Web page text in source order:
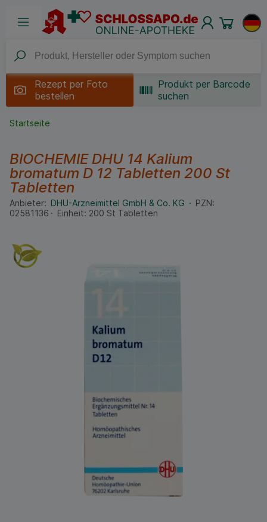
Rezept per Foto
bestellen
Produkt per Barcode
suchen
Startseite
BIOCHEMIE DHU 14 Kalium
bromatum D 12 Tabletten 200 St
Tabletten
Anbieter: DHU-Arzneimittel GmbH & Co. KG
PZN:
02581136
Einheit: 200 St Tabletten